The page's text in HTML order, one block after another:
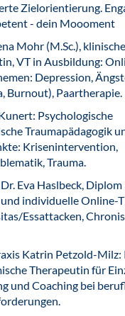
Zielorientierung.
- dein Moooment
Mohr (M.Sc.),
VT in Ausbildung:
Depression,
Burnout), Paartherapie.
Psychologische
Traumapädagogik
Krisenintervention,
Trauma.
Dr. Eva Haslbeck, Diplom
individuelle Online-
Essattacken,
Katrin Petzold-Milz:
Therapeutin für
und Coaching bei